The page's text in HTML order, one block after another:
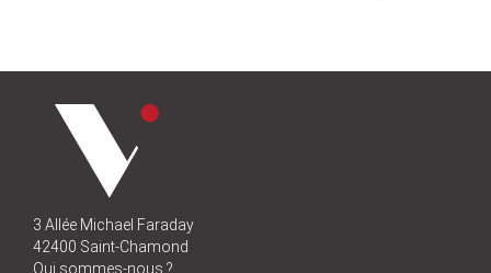
3 Allée Michael Faraday
42400 Saint-Chamond
Qui sommes-nous ?